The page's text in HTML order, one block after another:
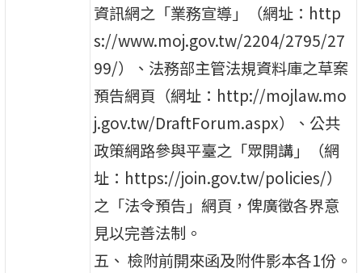
資訊網之「業務宣導」（網址：http
s://www.moj.gov.tw/2204/2795/27
99/）、法務部主管法規資料庫之草案
預告網頁（網址：http://mojlaw.mo
j.gov.tw/DraftForum.aspx）、公共
政策網路參與平臺之「眾開講」（網
址：https://join.gov.tw/policies/）
之「法令預告」網頁，俾廣徵各界意
見以完善法制。
五、 檢附前開來函及附件影本各1份。